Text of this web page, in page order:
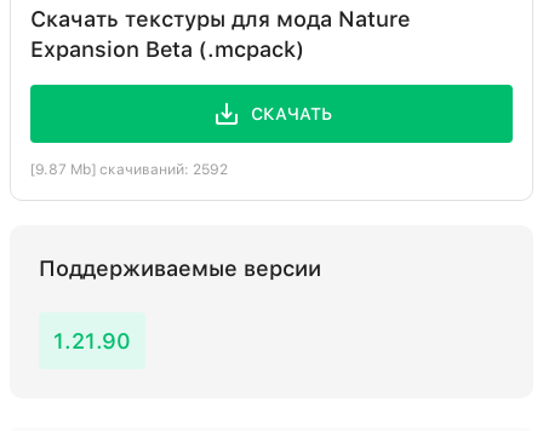
Скачать текстуры для мода Nature
Expansion Beta (.mcpack)
СКАЧАТЬ
[9.87 Mb] скачиваний: 2592
Поддерживаемые версии
1.21.90